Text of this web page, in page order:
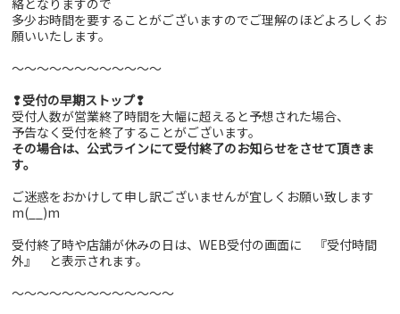
多少お時間を要することがございますのでご理解のほどよろしくお
願いいたします。
～～～～～～～～～～～～
❢受付の早期ストップ❢
受付人数が営業終了時間を大幅に超えると予想された場合、
予告なく受付を終了することがございます。
その場合は、公式ラインにて受付終了のお知らせをさせて頂きま
す。
ご迷惑をおかけして申し訳ございませんが宜しくお願い致します
m(__)m
受付終了時や店舗が休みの日は、WEB受付の画面に 『受付時間
外』 と表示されます。
～～～～～～～～～～～～～